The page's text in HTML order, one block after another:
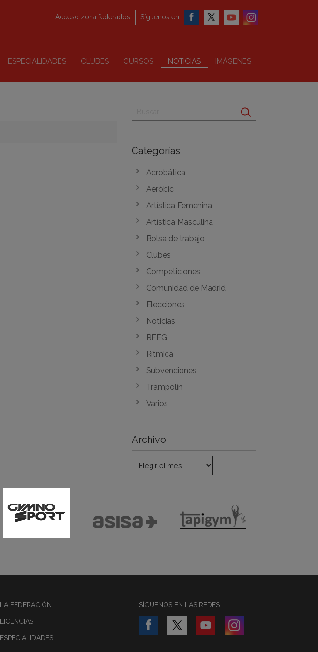
ESPECIALIDADES CLUBES CURSOS NOTICIAS IMÁGENES
Acceso zona federados Síguenos en
Categorías
Acrobática
Aeróbic
Artística Femenina
Artística Masculina
Bolsa de trabajo
Clubes
Competiciones
Comunidad de Madrid
Elecciones
Noticias
RFEG
Rítmica
Subvenciones
Trampolín
Varios
Archivo
LA FEDERACIÓN
LICENCIAS
ESPECIALIDADES
SÍGUENOS EN LAS REDES